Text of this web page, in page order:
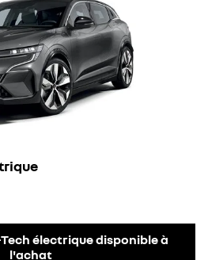
électrique disponible à
l'achat